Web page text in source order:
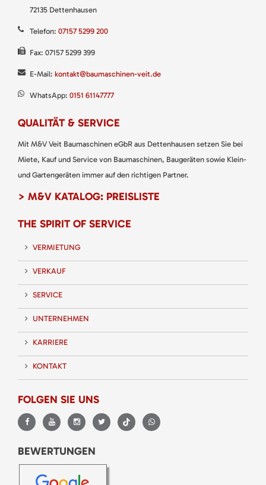
72135 Dettenhausen
Telefon: 07157 5299 200
Fax: 07157 5299 399
E-Mail: kontakt@baumaschinen-veit.de
WhatsApp: 0151 61147777
QUALITÄT & SERVICE
Mit M&V Veit Baumaschinen eGbR aus Dettenhausen setzen Sie bei
Miete, Kauf und Service von Baumaschinen, Baugeräten sowie Klein-
und Gartengeräten immer auf den richtigen Partner.
> M&V KATALOG: PREISLISTE
THE SPIRIT OF SERVICE
VERMIETUNG
VERKAUF
SERVICE
UNTERNEHMEN
KARRIERE
KONTAKT
FOLGEN SIE UNS
BEWERTUNGEN